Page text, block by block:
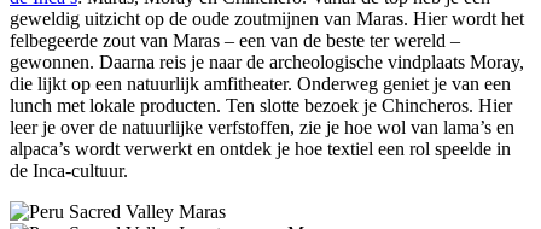
geweldig uitzicht op de oude zoutmijnen van Maras. Hier wordt het
felbegeerde zout van Maras – een van de beste ter wereld –
gewonnen. Daarna reis je naar de archeologische vindplaats Moray,
die lijkt op een natuurlijk amfitheater. Onderweg geniet je van een
lunch met lokale producten. Ten slotte bezoek je Chincheros. Hier
leer je over de natuurlijke verfstoffen, zie je hoe wol van lama’s en
alpaca’s wordt verwerkt en ontdek je hoe textiel een rol speelde in
de Inca-cultuur.